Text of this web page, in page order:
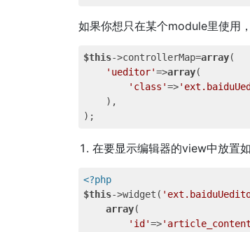
如果你想只在某个module里使用
$this->controllerMap=array(
'ueditor'=>array(
'class'=>
    ),
在要显示编辑器的view中放置
<?php
$this->widget(
array(
'id'=>